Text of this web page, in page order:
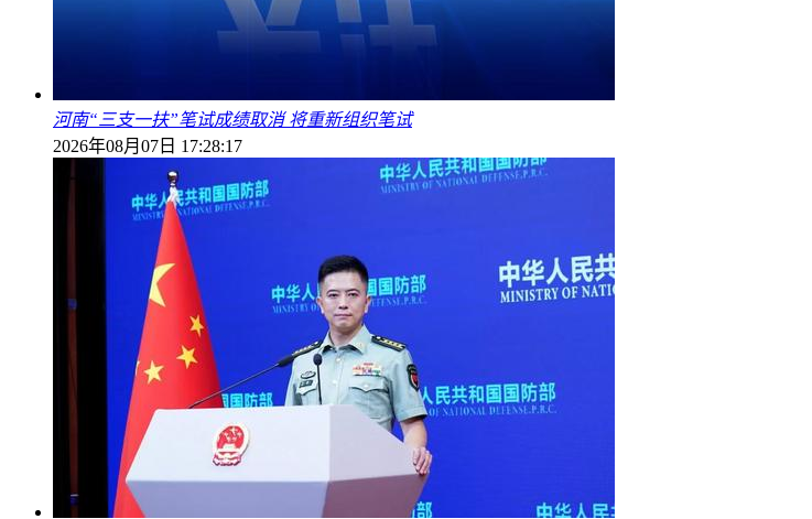
河南“三支一扶”笔试成绩取消 将重新组织笔试
2026年08月07日 17:28:17